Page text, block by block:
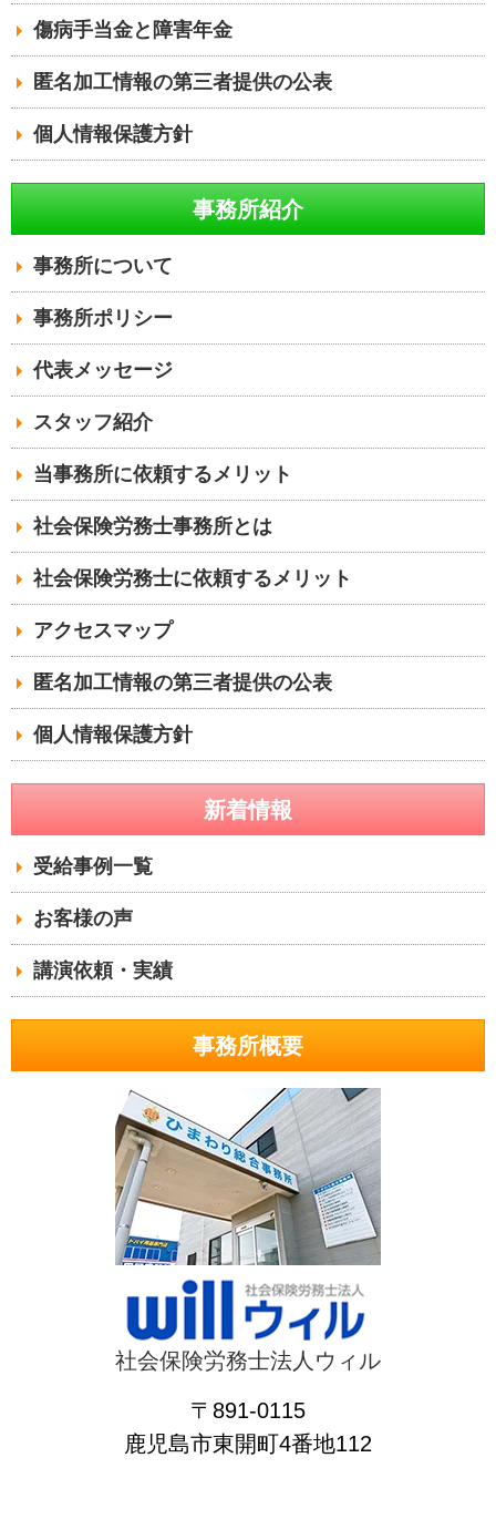
傷病手当金と障害年金
匿名加工情報の第三者提供の公表
個人情報保護方針
事務所紹介
事務所について
事務所ポリシー
代表メッセージ
スタッフ紹介
当事務所に依頼するメリット
社会保険労務士事務所とは
社会保険労務士に依頼するメリット
アクセスマップ
匿名加工情報の第三者提供の公表
個人情報保護方針
新着情報
受給事例一覧
お客様の声
講演依頼・実績
事務所概要
社会保険労務士法人ウィル
〒891-0115
鹿児島市東開町4番地112